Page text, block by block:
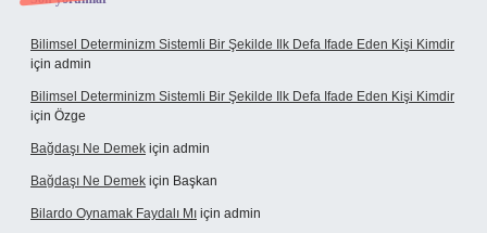
Bilimsel Determinizm Sistemli Bir Şekilde Ilk Defa Ifade Eden Kişi Kimdir
için admin
Bilimsel Determinizm Sistemli Bir Şekilde Ilk Defa Ifade Eden Kişi Kimdir
için Özge
Bağdaşı Ne Demek için admin
Bağdaşı Ne Demek için Başkan
Bilardo Oynamak Faydalı Mı için admin